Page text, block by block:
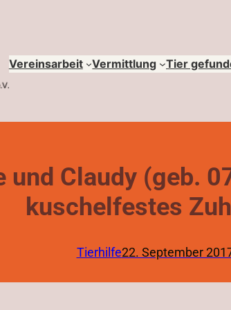
Vereinsarbeit Vermittlung Tier
Claudy (geb.
kuschelfestes
Tierhilfe22. September